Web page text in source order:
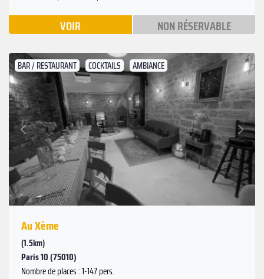
VOIR NON RÉSERVABLE
BAR / RESTAURANT COCKTAILS AMBIANCE
Précédent
Suivant
Au Xème
(1.5km)
Paris 10 (75010)
Nombre de places : 1-147 pers.